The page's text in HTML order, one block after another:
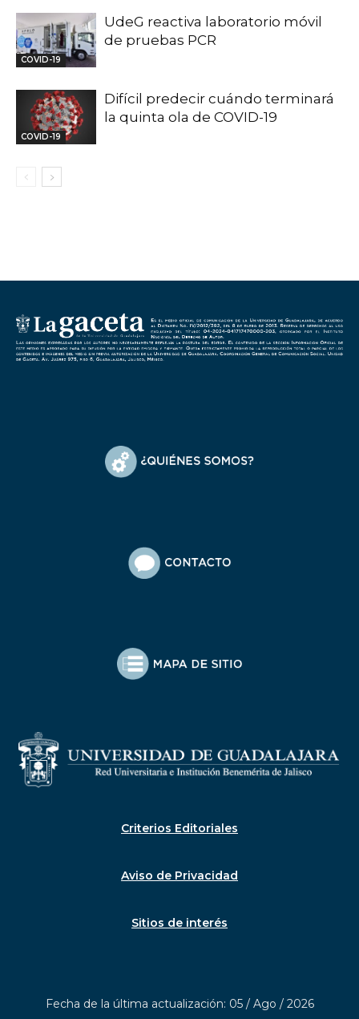
COVID-19
UdeG reactiva laboratorio móvil
de pruebas PCR
COVID-19
Difícil predecir cuándo terminará
la quinta ola de COVID-19
Criterios Editoriales
Aviso de Privacidad
Sitios de interés
Fecha de la última actualización: 05 / Ago / 2026